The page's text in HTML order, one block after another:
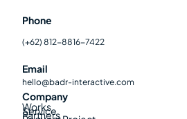
Phone
(+62) 812-8816-7422
Email
hello@badr-interactive.com
Company
Works
Service
Partners